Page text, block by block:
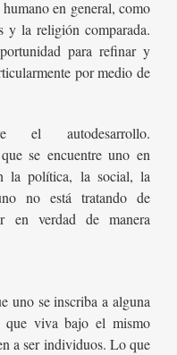
en general, como
y la religión comparada.
para refinar y
por medio de
el autodesarrollo.
se encuentre uno en
la política, la social, la
no está tratando de
en verdad de manera
uno se inscriba a alguna
que viva bajo el mismo
a ser individuos. Lo que